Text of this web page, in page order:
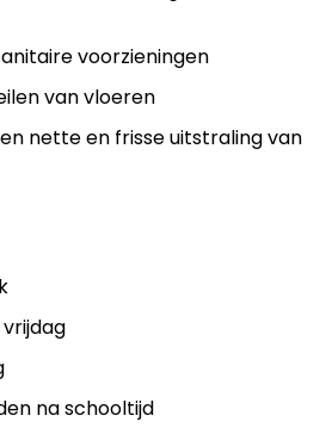
voorzieningen
van vloeren
nette en frisse uitstraling van
na schooltijd